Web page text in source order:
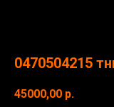
0470504215
45000,00 р.